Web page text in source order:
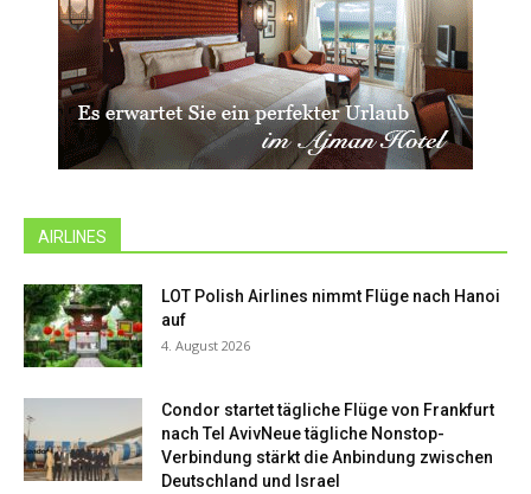
AIRLINES
LOT Polish Airlines nimmt Flüge nach Hanoi
auf
4. August 2026
Condor startet tägliche Flüge von Frankfurt
nach Tel AvivNeue tägliche Nonstop-
Verbindung stärkt die Anbindung zwischen
Deutschland und Israel